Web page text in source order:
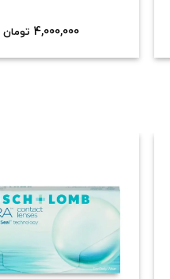
4,000,000 تومان